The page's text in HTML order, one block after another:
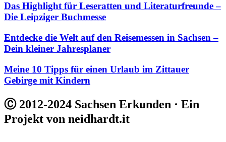
Das Highlight für Leseratten und Literaturfreunde –
Die Leipziger Buchmesse
Entdecke die Welt auf den Reisemessen in Sachsen –
Dein kleiner Jahresplaner
Meine 10 Tipps für einen Urlaub im Zittauer
Gebirge mit Kindern
Ⓒ 2012-2024 Sachsen Erkunden · Ein
Projekt von neidhardt.it